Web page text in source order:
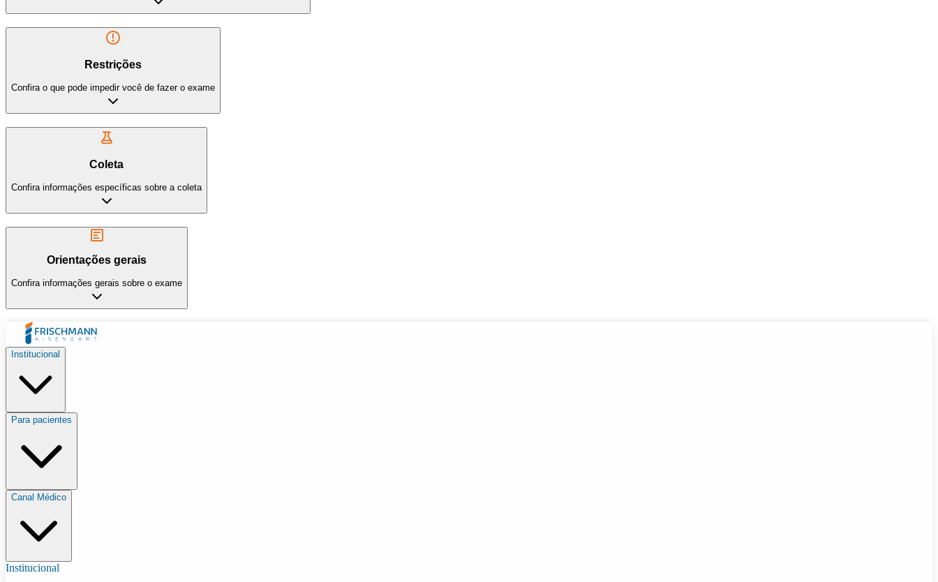
Restrições
Confira o que pode impedir você de fazer o exame
Coleta
Confira informações específicas sobre a coleta
Orientações gerais
Confira informações gerais sobre o exame
Institucional
Para pacientes
Canal Médico
Institucional